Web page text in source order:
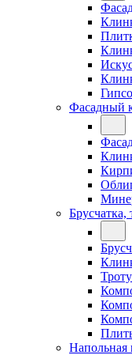
Фасадный
Брусчатка,
Напольная